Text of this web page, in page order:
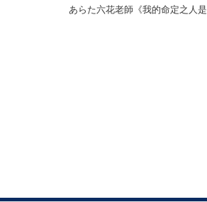
給你歡樂療癒的時光-3本82折
あらた六花老師《我的命定之人是